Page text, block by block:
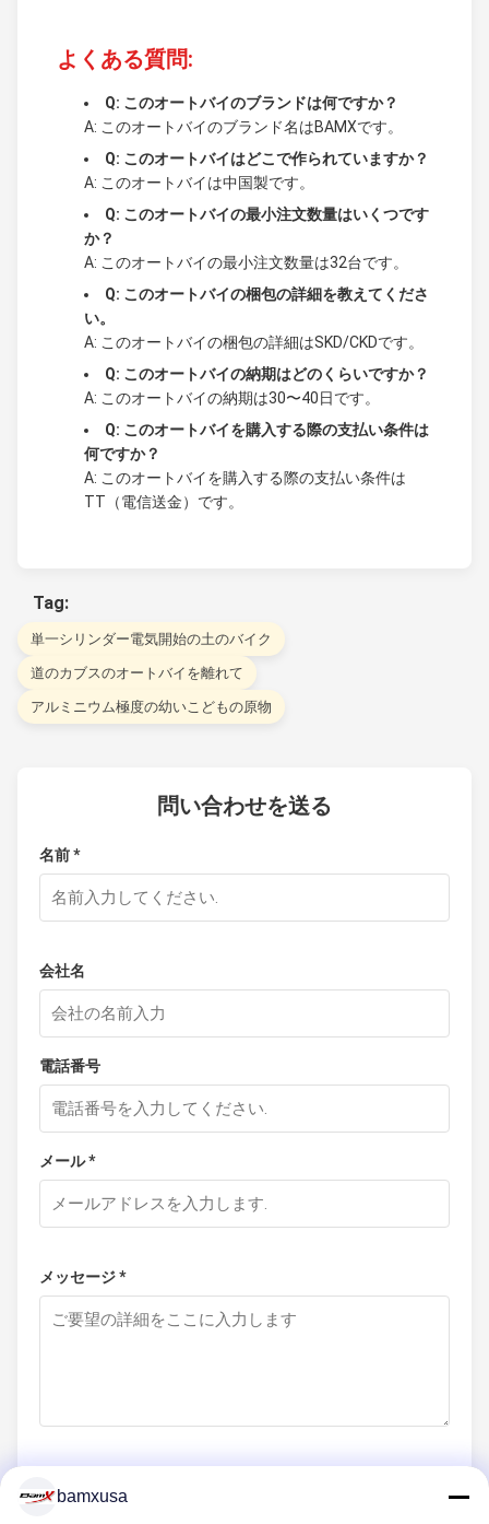
よくある質問:
Q: このオートバイのブランドは何ですか？
A: このオートバイのブランド名はBAMXです。
Q: このオートバイはどこで作られていますか？
A: このオートバイは中国製です。
Q: このオートバイの最小注文数量はいくつです
か？
A: このオートバイの最小注文数量は32台です。
Q: このオートバイの梱包の詳細を教えてくださ
い。
A: このオートバイの梱包の詳細はSKD/CKDです。
Q: このオートバイの納期はどのくらいですか？
A: このオートバイの納期は30〜40日です。
Q: このオートバイを購入する際の支払い条件は
何ですか？
A: このオートバイを購入する際の支払い条件は
TT（電信送金）です。
Tag:
単一シリンダー電気開始の土のバイク
道のカブスのオートバイを離れて
アルミニウム極度の幼いこどもの原物
問い合わせを送る
名前 *
会社名
電話番号
メール *
メッセージ *
bamxusa